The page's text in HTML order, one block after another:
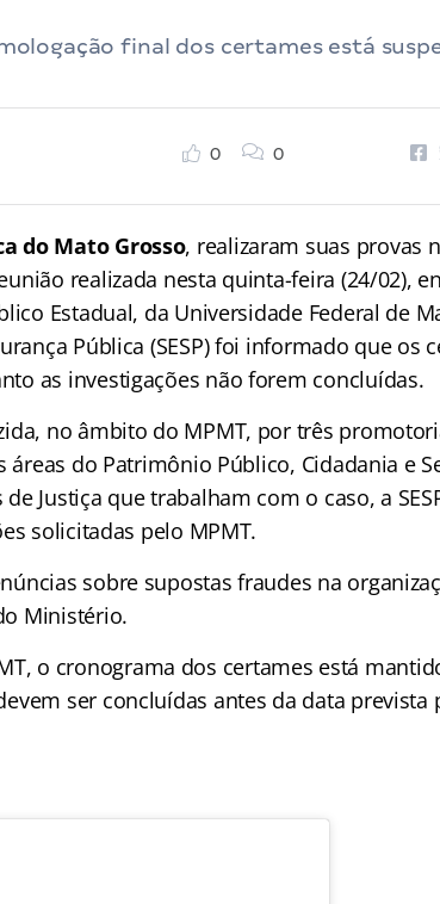
final dos certames está
0 0
do Mato Grosso, realizaram suas provas
realizada nesta quinta-feira (24/02),
Estadual, da Universidade Federal de
Pública (SESP) foi informado que os
as investigações não forem concluídas.
no âmbito do MPMT, por três
áreas do Patrimônio Público, Cidadania e
Justiça que trabalham com o caso, a
solicitadas pelo MPMT.
sobre supostas fraudes na
Ministério.
o cronograma dos certames está
ser concluídas antes da data prevista